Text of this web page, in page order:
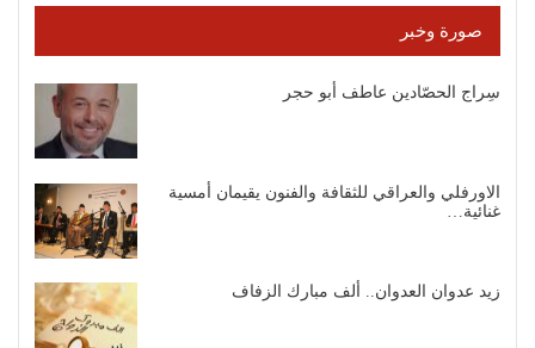
صورة وخبر
سِراج الحصّادين عاطف أبو حجر
الاورفلي والعراقي للثقافة والفنون يقيمان أمسية
غنائية…
زيد عدوان العدوان.. ألف مبارك الزفاف